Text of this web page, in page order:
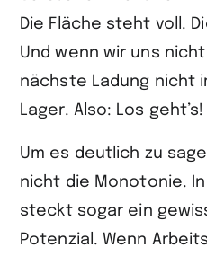
Die Fläche steht voll.
Und wenn wir uns
nächste Ladung nicht
Lager. Also: Los geht’s!
Um es deutlich zu
nicht die Monotonie.
steckt sogar ein
Potenzial. Wenn